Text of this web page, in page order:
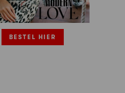
BESTEL HIER